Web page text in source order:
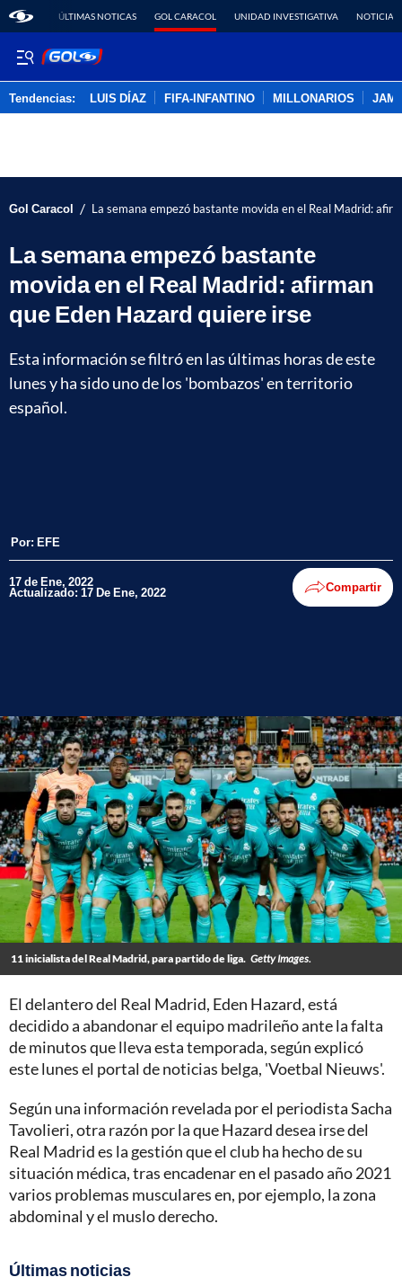
ÚLTIMAS NOTICAS GOL CARACOL UNIDAD INVESTIGATIVA NOTICIAS
Tendencias: LUIS DÍAZ FIFA-INFANTINO MILLONARIOS
Gol Caracol / La semana empezó bastante movida en el Real Madrid:
La semana empezó bastante
movida en el Real Madrid: afirman
que Eden Hazard quiere irse
Esta información se filtró en las últimas horas de este
lunes y ha sido uno de los 'bombazos' en territorio
español.
Por: EFE
17 de Ene, 2022
Actualizado: 17 De Ene, 2022 Compartir
11 inicialista del Real Madrid, para partido de liga. Getty Images.
El delantero del Real Madrid, Eden Hazard, está
decidido a abandonar el equipo madrileño ante la falta
de minutos que lleva esta temporada, según explicó
este lunes el portal de noticias belga, 'Voetbal Nieuws'.
Según una información revelada por el periodista Sacha
Tavolieri, otra razón por la que Hazard desea irse del
Real Madrid es la gestión que el club ha hecho de su
situación médica, tras encadenar en el pasado año 2021
varios problemas musculares en, por ejemplo, la zona
abdominal y el muslo derecho.
Últimas noticias